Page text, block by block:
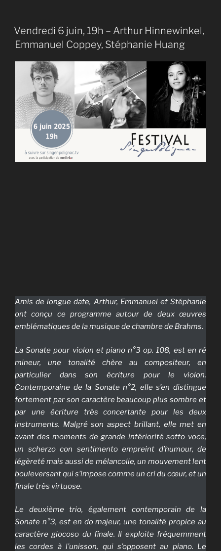
Vendredi 6 juin, 19h – Arthur Hinnewinkel,
Emmanuel Coppey, Stéphanie Huang
Amis de longue date, Arthur, Emmanuel et Stéphanie
ont conçu ce programme autour de deux œuvres
emblématiques de la musique de chambre de Brahms.
La Sonate pour violon et piano n°3 op. 108, est en ré
mineur, une tonalité chère au compositeur, en
particulier dans son écriture pour le violon.
Contemporaine de la Sonate n°2, elle s’en distingue
fortement par son caractère beaucoup plus sombre et
par une écriture très concertante pour les deux
instruments. Malgré son aspect brillant, elle met en
avant des moments de grande intérioritésotto voce,
un scherzo con sentimento empreint d’humour, de
légèreté mais aussi de mélancolie, un mouvement lent
bouleversant qui s’impose comme un cri du cœur, et un
finaletrès virtuose.
Le deuxième trio, également contemporain de la
Sonate n°3, est en domajeur, une tonalité propice au
caractèregiocoso dufinale. Il exploite fréquemment
les cordes à l’unisson, qui s’opposent au piano. Le